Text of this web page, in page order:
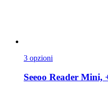
3 opzioni
Seeoo Reader Mini,